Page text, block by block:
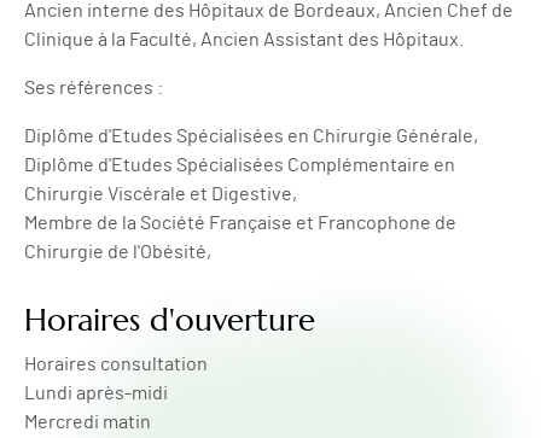
Ancien interne des Hôpitaux de Bordeaux, Ancien Chef de
Clinique à la Faculté, Ancien Assistant des Hôpitaux.
Ses références :
Diplôme d'Etudes Spécialisées en Chirurgie Générale,
Diplôme d'Etudes Spécialisées Complémentaire en
Chirurgie Viscérale et Digestive,
Membre de la Société Française et Francophone de
Chirurgie de l'Obésité,
Horaires d'ouverture
Horaires consultation
Lundi après-midi
Mercredi matin